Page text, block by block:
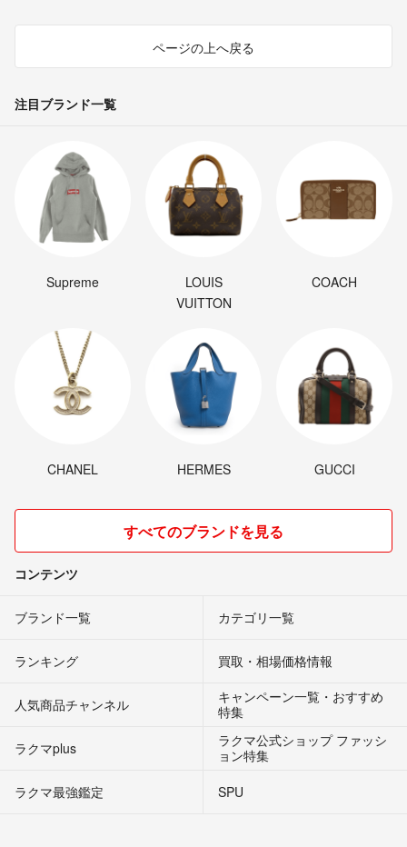
ページの上へ戻る
注目ブランド一覧
Supreme
LOUIS
VUITTON
COACH
CHANEL HERMES GUCCI
すべてのブランドを見る
コンテンツ
ブランド一覧 カテゴリ一覧
ランキング 買取・相場価格情報
人気商品チャンネル
キャンペーン一覧・おすすめ
特集
ラクマplus
ラクマ公式ショップ ファッシ
ョン特集
ラクマ最強鑑定
SPU